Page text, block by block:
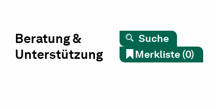
Beratung &
Unterstützung
Suche
Merkliste (0)